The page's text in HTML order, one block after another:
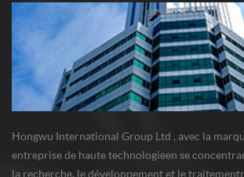
Hongwu International Group Ltd , avec la
entreprise de haute technologieen se
la recherche, le développement et le